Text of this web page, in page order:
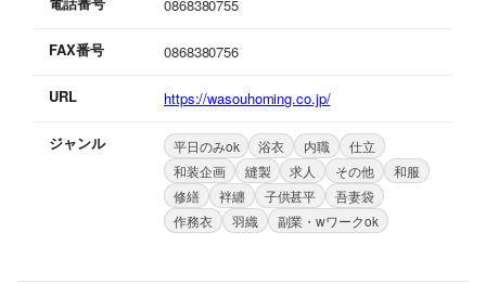
0868380755
FAX番号 0868380756
URL https://wasouhoming.co.jp/
ジャンル 平日のみok 浴衣 内職
仕立
和装企画
縫製 求人 その他
和服
修繕
袢纏 子供甚平
吾妻袋
作務衣
羽織 副業・wワークok